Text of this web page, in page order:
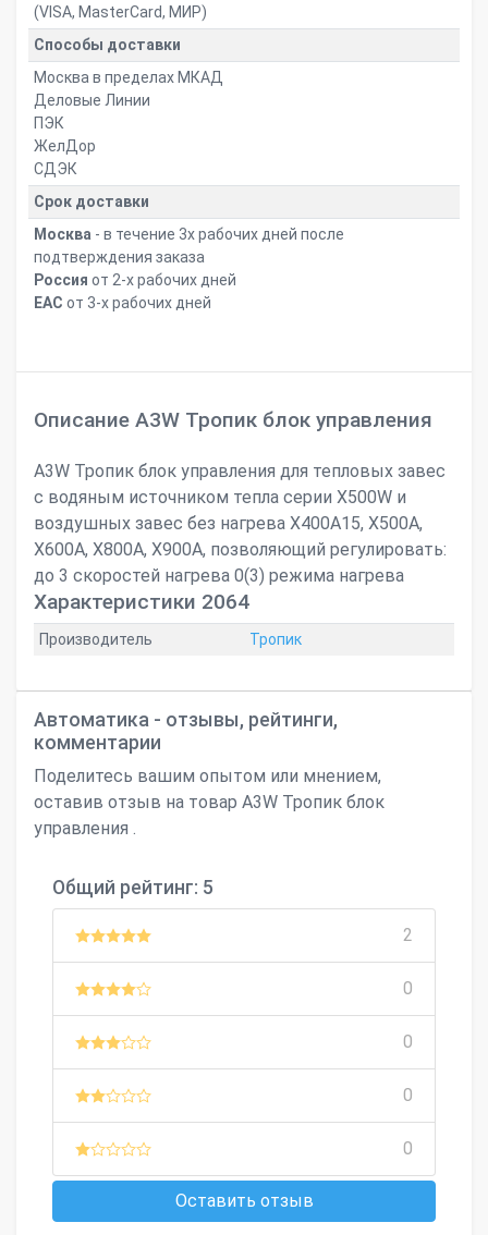
(VISA, MasterCard, МИР)
Способы доставки
Москва в пределах МКАД
Деловые Линии
ПЭК
ЖелДор
СДЭК
Срок доставки
Москва - в течение 3х рабочих дней после
подтверждения заказа
Россия от 2-х рабочих дней
ЕАС от 3-х рабочих дней
Описание A3W Тропик блок управления
A3W Тропик блок управления для тепловых завес
с водяным источником тепла серии X500W и
воздушных завес без нагрева X400А15, X500А,
X600А, X800А, Х900А, позволяющий регулировать:
до 3 скоростей нагрева 0(3) режима нагрева
Характеристики 2064
Производитель Тропик
Автоматика - отзывы, рейтинги,
комментарии
Поделитесь вашим опытом или мнением,
оставив отзыв на товар A3W Тропик блок
управления .
Общий рейтинг: 5
2
0
0
0
0
Оставить отзыв